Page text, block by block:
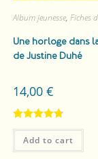
Album jeunesse, Fiches
Une horloge dans
de Justine Duhé
14,00 €
Rated4.80
out of 5
Add to cart